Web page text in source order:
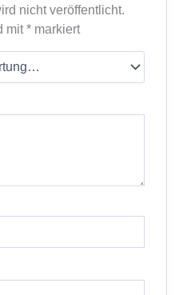
nicht veröffentlicht.
mit*markiert